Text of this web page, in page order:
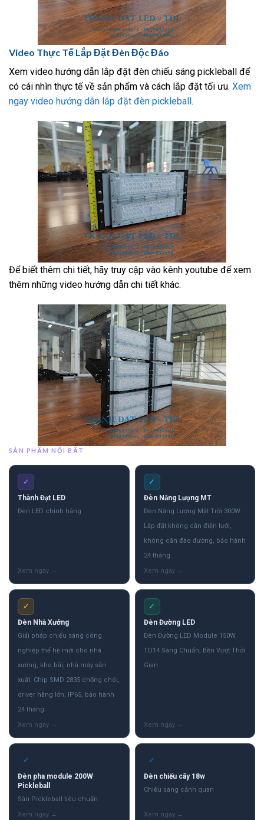
Video Thực Tế Lắp Đặt Đèn Độc Đáo
Xem video hướng dẫn lắp đặt đèn chiếu sáng pickleball để
có cái nhìn thực tế về sản phẩm và cách lắp đặt tối ưu. Xem
ngay video hướng dẫn lắp đặt đèn pickleball .
Để biết thêm chi tiết, hãy truy cập vào kênh youtube để xem
thêm những video hướng dẫn chi tiết khác.
SẢN PHẨM NỔI BẬT
✓
Thành Đạt LED
Đèn LED chính hãng
✓
Đèn Năng Lượng MT
Đèn Năng Lượng Mặt Trời 300W
Lắp đặt không cần điện lưới,
không cần đào đường, bảo hành
24 tháng.
✓
Đèn Nhà Xưởng
Giải pháp chiếu sáng công
nghiệp thế hệ mới cho nhà
xưởng, kho bãi, nhà máy sản
xuất. Chip SMD 2835 chống chói,
driver hãng lớn, IP65, bảo hành
24 tháng.
✓
Đèn Đường LED
Đèn Đường LED Module 150W
TD14 Sáng Chuẩn, Bền Vượt Thời
Gian
✓
Đèn pha module 200W
Pickleball
Sân Pickleball tiêu chuẩn
✓
Đèn chiếu cây 18w
Chiếu sáng cảnh quan